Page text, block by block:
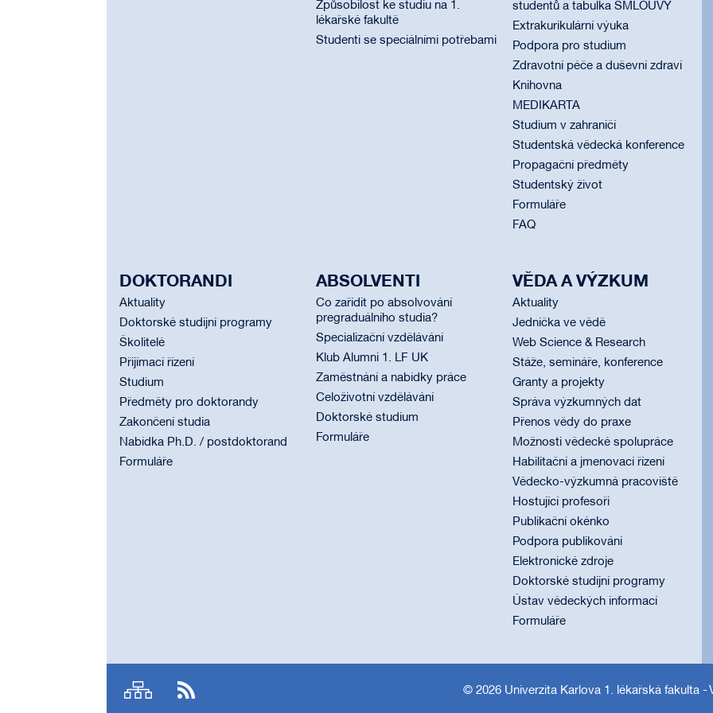
Způsobilost ke studiu na 1.
lékařské fakultě
Studenti se speciálními potřebami
studentů a tabulka SMLOUVY
Extrakurikulární výuka
Podpora pro studium
Zdravotní péče a duševní zdraví
Knihovna
MEDIKARTA
Studium v zahraničí
Studentská vědecká konference
Propagační předměty
Studentský život
Formuláře
FAQ
DOKTORANDI
Aktuality
Doktorské studijní programy
Školitelé
Přijímací řízení
Studium
Předměty pro doktorandy
Zakončení studia
Nabídka Ph.D. / postdoktorand
Formuláře
ABSOLVENTI
Co zařídit po absolvování
pregraduálního studia?
Specializační vzdělávání
Klub Alumni 1. LF UK
Zaměstnání a nabídky práce
Celoživotní vzdělávání
Doktorské studium
Formuláře
VĚDA A VÝZKUM
Aktuality
Jednička ve vědě
Web Science & Research
Stáže, semináře, konference
Granty a projekty
Správa výzkumných dat
Přenos vědy do praxe
Možnosti vědecké spolupráce
Habilitační a jmenovací řízení
Vědecko-výzkumná pracoviště
Hostující profesoři
Publikační okénko
Podpora publikování
Elektronické zdroje
Doktorské studijní programy
Ústav vědeckých informací
Formuláře
© 2026 Univerzita Karlova 1. lékařská fakulta -